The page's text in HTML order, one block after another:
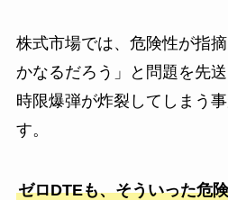
株式市場では、危険性が指
かなるだろう」と問題を先送
時限爆弾が炸裂してしまう
す。
ゼロDTEも、そういった危